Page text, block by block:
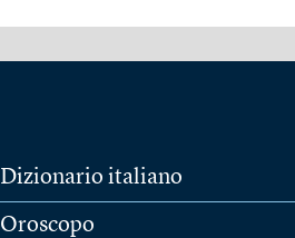
Dizionario italiano
Oroscopo